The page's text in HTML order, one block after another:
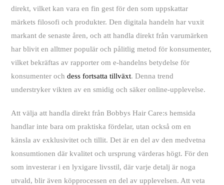
direkt, vilket kan vara en fin gest för den som uppskattar
märkets filosofi och produkter. Den digitala handeln har vuxit
markant de senaste åren, och att handla direkt från varumärken
har blivit en alltmer populär och pålitlig metod för konsumenter,
vilket bekräftas av rapporter om e-handelns betydelse för
konsumenter ochdess fortsatta tillväxt. Denna trend
understryker vikten av en smidig och säker online-upplevelse.
Att välja att handla direkt från Bobbys Hair Care:s hemsida
handlar inte bara om praktiska fördelar, utan också om en
känsla av exklusivitet och tillit. Det är en del av den medvetna
konsumtionen där kvalitet och ursprung värderas högt. För den
som investerar i en lyxigare livsstil, där varje detalj är noga
utvald, blir även köpprocessen en del av upplevelsen. Att veta